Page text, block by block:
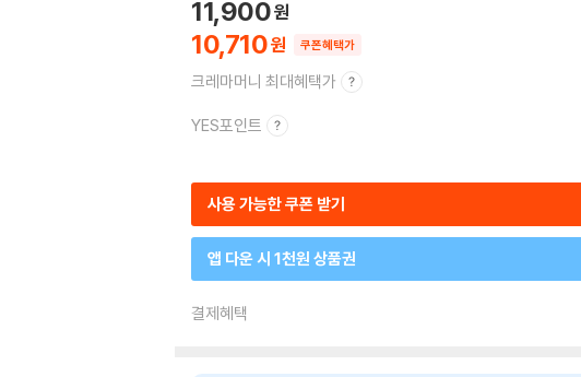
10,710
11,900
쿠폰혜택가
크레마머니 최대혜택가
YES포인트
사용 가능한 쿠폰 받기
앱 다운 시 1천원 상품권
결제혜택